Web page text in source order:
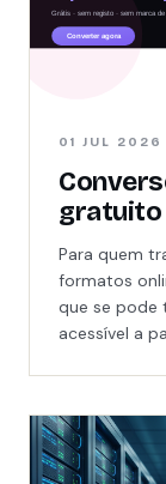
01 JUL 2026
gratuito
Para quem
formatos
que se pode
acessível a